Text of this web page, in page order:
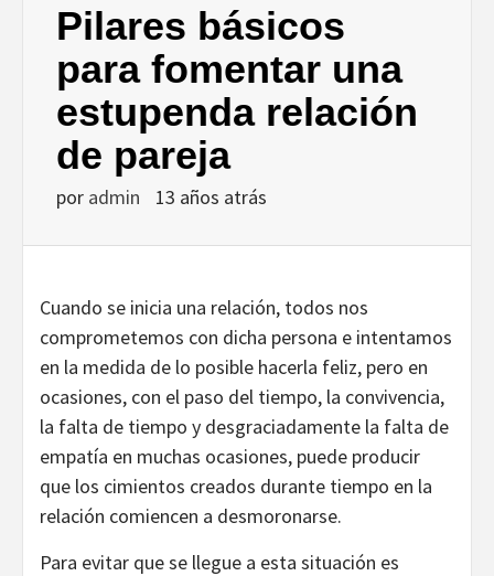
Pilares básicos
para fomentar una
estupenda relación
de pareja
por admin 13 años atrás
Cuando se inicia una relación, todos nos
comprometemos con dicha persona e intentamos
en la medida de lo posible hacerla feliz, pero en
ocasiones, con el paso del tiempo, la convivencia,
la falta de tiempo y desgraciadamente la falta de
empatía en muchas ocasiones, puede producir
que los cimientos creados durante tiempo en la
relación comiencen a desmoronarse.
Para evitar que se llegue a esta situación es